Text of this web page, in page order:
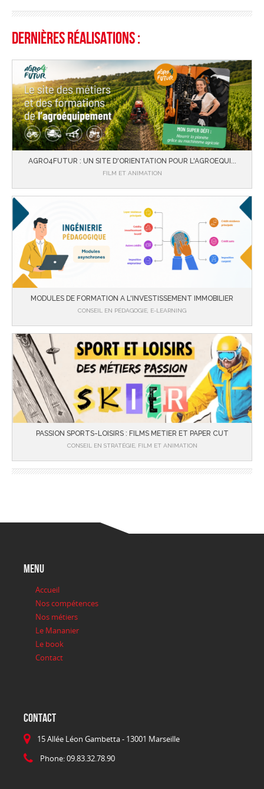
Dernières réalisations :
AGRO4FUTUR : UN SITE D'ORIENTATION POUR L'AGROEQUI...
FILM ET ANIMATION
MODULES DE FORMATION A L'INVESTISSEMENT IMMOBILIER
CONSEIL EN PÉDAGOGIE, E-LEARNING
PASSION SPORTS-LOISIRS : FILMS METIER ET PAPER CUT
CONSEIL EN STRATÉGIE, FILM ET ANIMATION
menu
Accueil
Nos compétences
Nos métiers
Le Mananier
Le book
Contact
CONTACT
15 Allée Léon Gambetta - 13001 Marseille
Phone: 09.83.32.78.90